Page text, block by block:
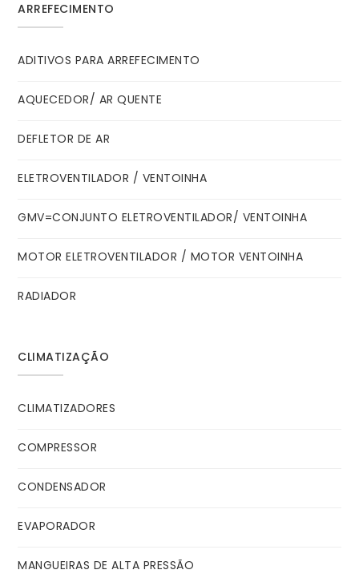
ARREFECIMENTO
ADITIVOS PARA ARREFECIMENTO
AQUECEDOR/ AR QUENTE
DEFLETOR DE AR
ELETROVENTILADOR / VENTOINHA
GMV=CONJUNTO ELETROVENTILADOR/ VENTOINHA
MOTOR ELETROVENTILADOR / MOTOR VENTOINHA
RADIADOR
CLIMATIZAÇÃO
CLIMATIZADORES
COMPRESSOR
CONDENSADOR
EVAPORADOR
MANGUEIRAS DE ALTA PRESSÃO